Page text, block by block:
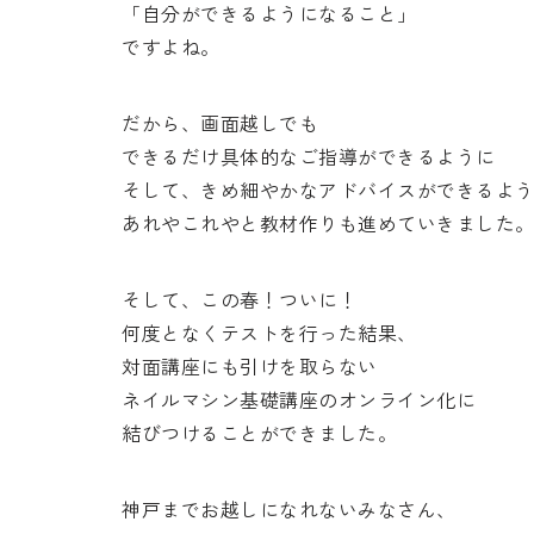
「自分ができるようになること」
ですよね。
だから、画面越しでも
できるだけ具体的なご指導ができるように
そして、きめ細やかなアドバイスができるよ
あれやこれやと教材作りも進めていきました。
そして、この春！ついに！
何度となくテストを行った結果、
対面講座にも引けを取らない
ネイルマシン基礎講座のオンライン化に
結びつけることができました。
神戸までお越しになれないみなさん、